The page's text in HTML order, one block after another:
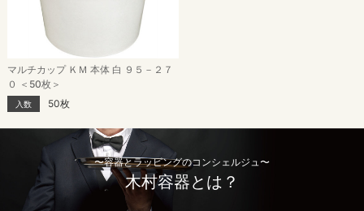
マルチカップ ＫＭ 本体 白 ９５－２７
０ ＜50枚＞
入数 50枚
〜容器とラッピングのコンシェルジュ〜
木村容器とは？